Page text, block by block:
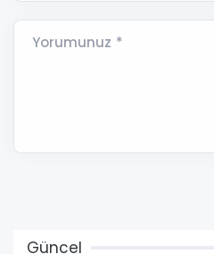
Yorumunuz *
Güncel